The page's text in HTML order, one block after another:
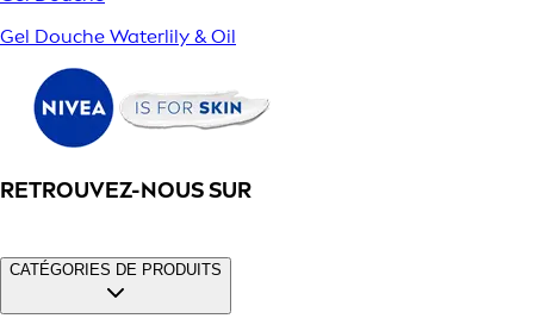
Gel Douche Waterlily & Oil
RETROUVEZ-NOUS SUR
CATÉGORIES DE PRODUITS